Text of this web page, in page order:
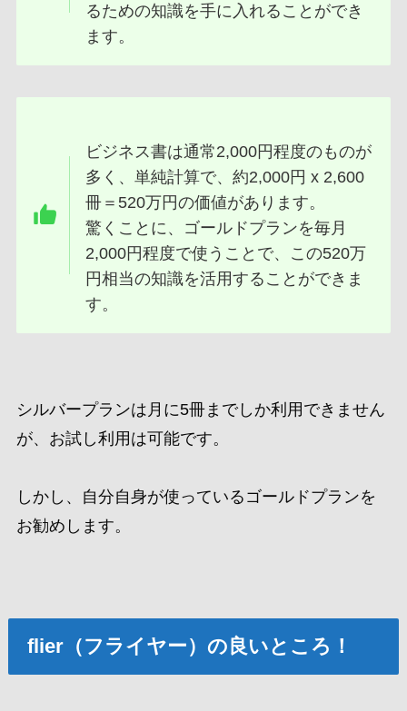
るための知識を手に入れることができ
ます。
ビジネス書は通常2,000円程度のものが
多く、単純計算で、約2,000円 x 2,600
冊＝520万円の価値があります。
驚くことに、ゴールドプランを毎月
2,000円程度で使うことで、この520万
円相当の知識を活用することができま
す。
シルバープランは月に5冊までしか利用できません
が、お試し利用は可能です。
しかし、自分自身が使っているゴールドプランを
お勧めします。
flier（フライヤー）の良いところ！